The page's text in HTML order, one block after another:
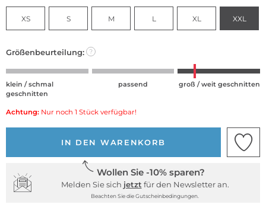
XS S M L XL XXL
Größenbeurteilung: ?
klein / schmal
geschnitten
passend groß / weit geschnitten
Achtung: Nur noch 1 Stück verfügbar!
IN DEN WARENKORB
Wollen Sie -10% sparen?
Melden Sie sich jetzt für den Newsletter an.
Beachten Sie die Gutscheinbedingungen.